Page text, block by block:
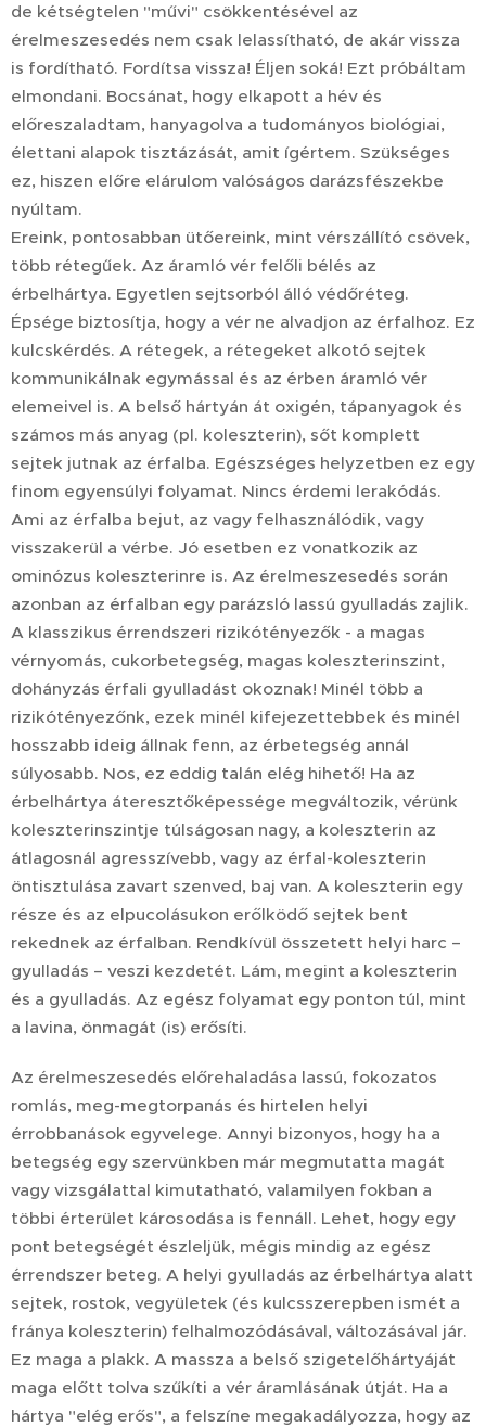
de kétségtelen "művi" csökkentésével az
érelmeszesedés nem csak lelassítható, de akár vissza
is fordítható. Fordítsa vissza! Éljen soká! Ezt próbáltam
elmondani. Bocsánat, hogy elkapott a hév és
előreszaladtam, hanyagolva a tudományos biológiai,
élettani alapok tisztázását, amit ígértem. Szükséges
ez, hiszen előre elárulom valóságos darázsfészekbe
nyúltam.
Ereink, pontosabban ütőereink, mint vérszállító csövek,
több rétegűek. Az áramló vér felőli bélés az
érbelhártya. Egyetlen sejtsorból álló védőréteg.
Épsége biztosítja, hogy a vér ne alvadjon az érfalhoz. Ez
kulcskérdés. A rétegek, a rétegeket alkotó sejtek
kommunikálnak egymással és az érben áramló vér
elemeivel is. A belső hártyán át oxigén, tápanyagok és
számos más anyag (pl. koleszterin), sőt komplett
sejtek jutnak az érfalba. Egészséges helyzetben ez egy
finom egyensúlyi folyamat. Nincs érdemi lerakódás.
Ami az érfalba bejut, az vagy felhasználódik, vagy
visszakerül a vérbe. Jó esetben ez vonatkozik az
ominózus koleszterinre is. Az érelmeszesedés során
azonban az érfalban egy parázsló lassú gyulladás zajlik.
A klasszikus érrendszeri rizikótényezők - a magas
vérnyomás, cukorbetegség, magas koleszterinszint,
dohányzás érfali gyulladást okoznak! Minél több a
rizikótényezőnk, ezek minél kifejezettebbek és minél
hosszabb ideig állnak fenn, az érbetegség annál
súlyosabb. Nos, ez eddig talán elég hihető! Ha az
érbelhártya áteresztőképessége megváltozik, vérünk
koleszterinszintje túlságosan nagy, a koleszterin az
átlagosnál agresszívebb, vagy az érfal-koleszterin
öntisztulása zavart szenved, baj van. A koleszterin egy
része és az elpucolásukon erőlködő sejtek bent
rekednek az érfalban. Rendkívül összetett helyi harc –
gyulladás – veszi kezdetét. Lám, megint a koleszterin
és a gyulladás. Az egész folyamat egy ponton túl, mint
a lavina, önmagát (is) erősíti.
Az érelmeszesedés előrehaladása lassú, fokozatos
romlás, meg-megtorpanás és hirtelen helyi
érrobbanások egyvelege. Annyi bizonyos, hogy ha a
betegség egy szervünkben már megmutatta magát
vagy vizsgálattal kimutatható, valamilyen fokban a
többi érterület károsodása is fennáll. Lehet, hogy egy
pont betegségét észleljük, mégis mindig az egész
érrendszer beteg. A helyi gyulladás az érbelhártya alatt
sejtek, rostok, vegyületek (és kulcsszerepben ismét a
fránya koleszterin) felhalmozódásával, változásával jár.
Ez maga a plakk. A massza a belső szigetelőhártyáját
maga előtt tolva szűkíti a vér áramlásának útját. Ha a
hártya "elég erős", a felszíne megakadályozza, hogy az